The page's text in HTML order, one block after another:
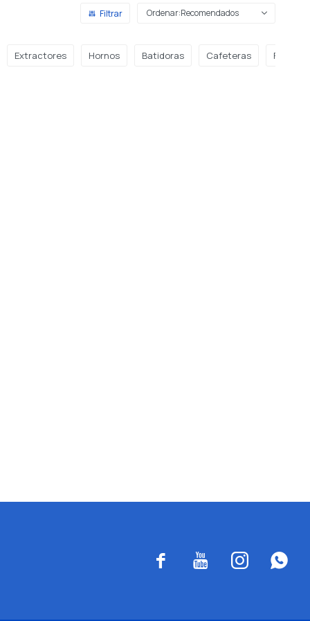
Recomendados
Extractores Hornos Batidoras Cafeteras
   